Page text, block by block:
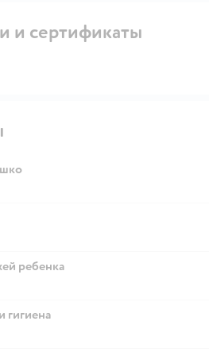
и сертификаты
ребенка
гигиена